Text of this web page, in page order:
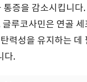
증을 감소시킵니
루코사민은 연골
력성을 유지하는
다.